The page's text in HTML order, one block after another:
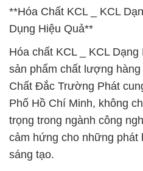
**Hóa Chất KCL _ KCL
Dụng Hiệu Quả**
Hóa chất KCL _ KCL
sản phẩm chất lượng
Chất Đắc Trường Phát
Phố Hồ Chí Minh, không
trọng trong ngành công
cảm hứng cho những phát
sáng tạo.